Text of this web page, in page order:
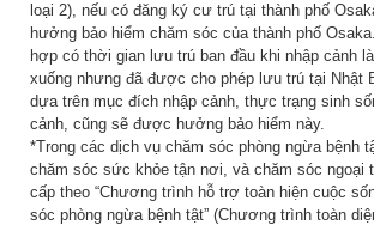
loại 2), nếu có đăng ký cư trú tại thành phố
hưởng bảo hiểm chăm sóc của thành phố
hợp có thời gian lưu trú ban đầu khi nhập cảnh
xuống nhưng đã được cho phép lưu trú tại Nhật
dựa trên mục đích nhập cảnh, thực trạng sinh
cảnh, cũng sẽ được hưởng bảo hiểm này.
*Trong các dịch vụ chăm sóc phòng ngừa bệnh
chăm sóc sức khỏe tận nơi, và chăm sóc ngoại
cấp theo “Chương trình hỗ trợ toàn hiện cuộc
sóc phòng ngừa bệnh tật” (Chương trình toàn